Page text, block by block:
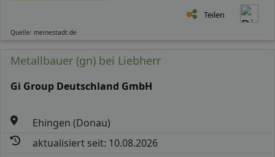
Teilen
Quelle: meinestadt.de
Metallbauer (gn) bei Liebherr
Gi Group Deutschland GmbH
Ehingen (Donau)
aktualisiert seit: 10.08.2026